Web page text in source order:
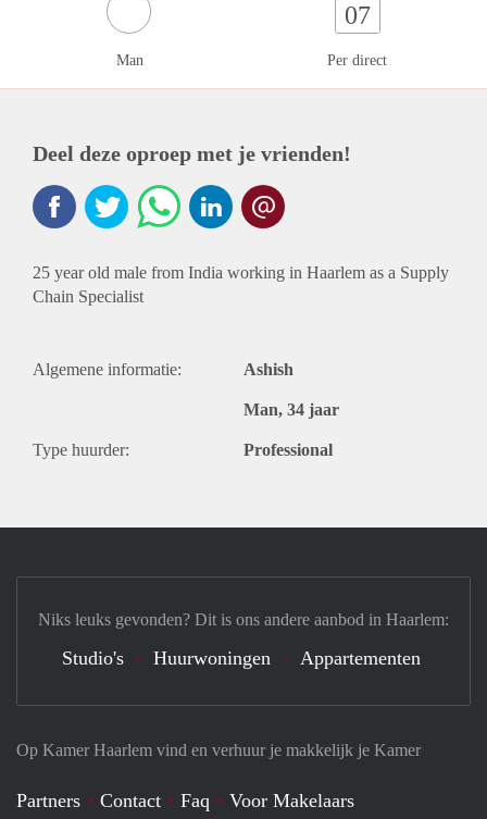
Man
07
Per direct
Deel deze oproep met je vrienden!
25 year old male from India working in Haarlem as a Supply
Chain Specialist
Algemene informatie: Ashish
Man, 34 jaar
Type huurder: Professional
Op Kamer Haarlem vind en verhuur je makkelijk je Kamer
Partners Contact Faq Voor Makelaars
Niks leuks gevonden? Dit is ons andere aanbod in Haarlem:
Studio's Huurwoningen Appartementen